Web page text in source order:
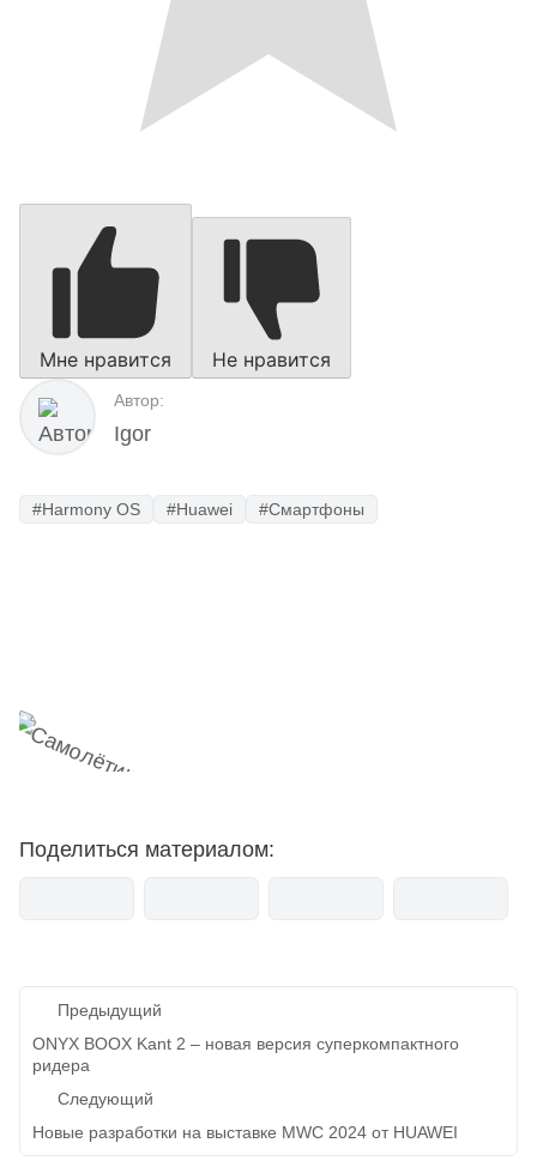
Мне нравится Не нравится
Автор:
Igor
#Harmony OS #Huawei #Смартфоны
Поделиться материалом:
Навигация
по
записям
Предыдущий
ONYX BOOX Kant 2 – новая версия суперкомпактного
ридера
Следующий
Новые разработки на выставке MWC 2024 от HUAWEI